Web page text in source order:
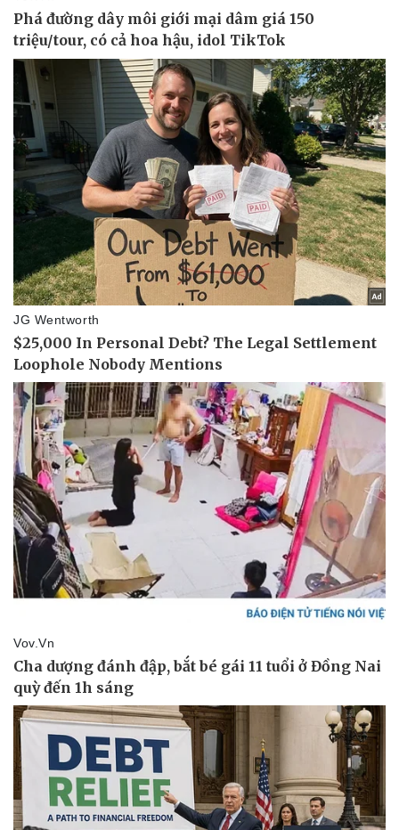
Pháp luật
Vụ án
Tin nóng
Tư vấn luật
Quân sự - Quốc phòng
Vũ khí
Việt Nam
Phân tích